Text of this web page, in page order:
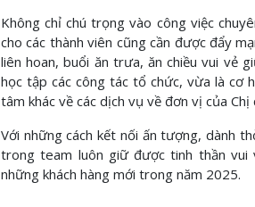
Không chỉ chú trọng vào công việc
cho các thành viên cũng cần được đẩy
liên hoan, buổi ăn trưa, ăn chiều vui vẻ
học tập các công tác tổ chức, vừa là cơ
tâm khác về các dịch vụ về đơn vị của Chị
Với những cách kết nối ấn tượng, dành
trong team luôn giữ được tinh thần vui
những khách hàng mới trong năm 2025.